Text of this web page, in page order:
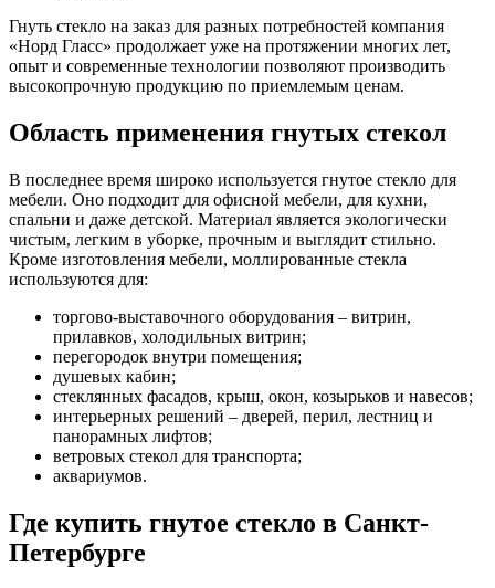
Гнуть стекло на заказ для разных потребностей компания
«Норд Гласс» продолжает уже на протяжении многих лет,
опыт и современные технологии позволяют производить
высокопрочную продукцию по приемлемым ценам.
Область применения гнутых стекол
В последнее время широко используется гнутое стекло для
мебели. Оно подходит для офисной мебели, для кухни,
спальни и даже детской. Материал является экологически
чистым, легким в уборке, прочным и выглядит стильно.
Кроме изготовления мебели, моллированные стекла
используются для:
торгово-выставочного оборудования – витрин,
прилавков, холодильных витрин;
перегородок внутри помещения;
душевых кабин;
стеклянных фасадов, крыш, окон, козырьков и навесов;
интерьерных решений – дверей, перил, лестниц и
панорамных лифтов;
ветровых стекол для транспорта;
аквариумов.
Где купить гнутое стекло в Санкт-
Петербурге